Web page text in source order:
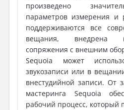
произведено
параметров измерения и
поддерживаются все
вещания, внедрена
сопряжения с внешним
Sequoia может
звукозаписи или в
внестудийной записи. От
мастеринга Sequoia
рабочий процесс, который